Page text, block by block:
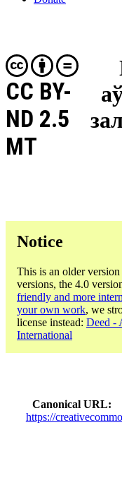
CC BY-
ND 2.5
MT
Notice
This is an older
versions, the 4.0
friendly and more
your own work, we
license instead: Deed -
International
Canonical URL
https://